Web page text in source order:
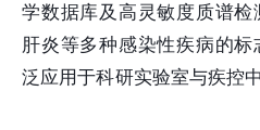
学数据库及高灵敏度质谱检
肝炎等多种感染性疾病的
泛应用于科研实验室与疾控